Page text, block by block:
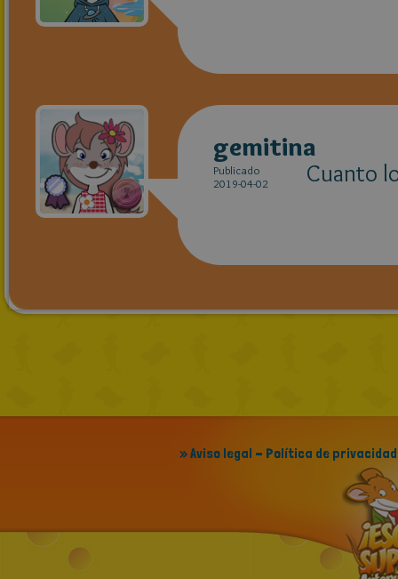
gemitina
Publicado
2019-04-02
Cuanto
» Aviso legal - Política de privacidad